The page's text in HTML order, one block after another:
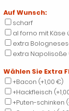
Auf Wunsch:
scharf
al forno mit Käse
extra
extra Napolisoße
Wählen Sie Extra
+Bacon (+1,00 €)
+Hackfleisch
+Puten-schinken